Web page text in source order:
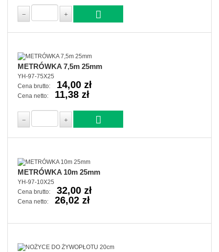
METRÓWKA 7,5m 25mm
YH-97-75X25
Cena brutto:
14,00 zł
Cena netto: 11,38 zł
METRÓWKA 10m 25mm
YH-97-10X25
Cena brutto:
32,00 zł
Cena netto: 26,02 zł